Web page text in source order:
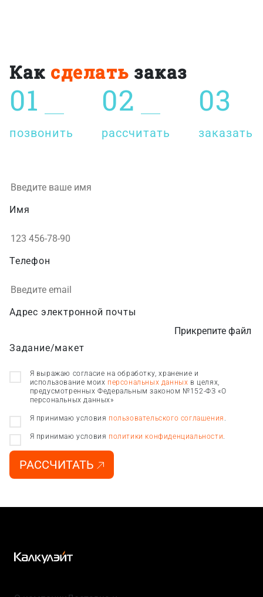
Как сделать заказ
01
позвонить
02
рассчитать
03
заказать
Имя
Телефон
Адрес электронной почты
Задание/макет
Прикрепите файл
Я выражаю согласие на обработку, хранение и
использование моих персональных данных в целях,
предусмотренных Федеральным законом №152-ФЗ «О
персональных данных»
Я принимаю условия пользовательского соглашения .
Я принимаю условия политики конфиденциальности.
РАССЧИТАТЬ